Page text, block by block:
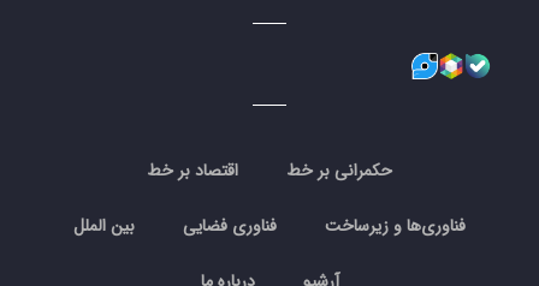
حکمرانی بر خط اقتصاد بر خط
فناوری‌ها و زیرساخت فناوری فضایی بین الملل